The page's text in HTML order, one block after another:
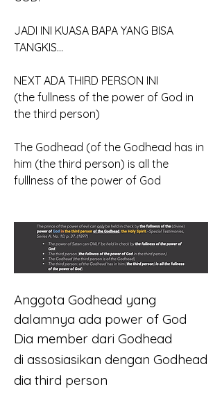
JADI INI KUASA BAPA YANG BISA
TANGKIS...
NEXT ADA THIRD PERSON INI
(the fullness of the power of God in
the third person)
The Godhead (of the Godhead has in
him (the third person) is all the
fulllness of the power of God
Anggota Godhead yang
dalamnya ada power of God
Dia member dari Godhead
di assosiasikan dengan Godhead
dia third person